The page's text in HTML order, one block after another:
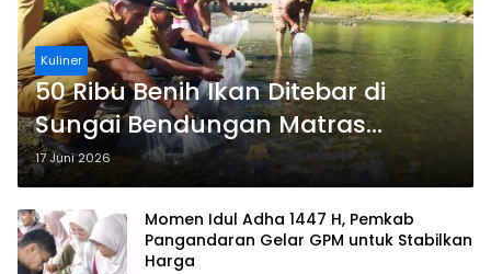
Kuliner
50 Ribu Benih Ikan Ditebar di
Sungai Bendungan Matras
Pangandaran, Jaga Ekosistem
dan Populasi Ikan
17 Juni 2026
Momen Idul Adha 1447 H, Pemkab
Pangandaran Gelar GPM untuk Stabilkan
Harga